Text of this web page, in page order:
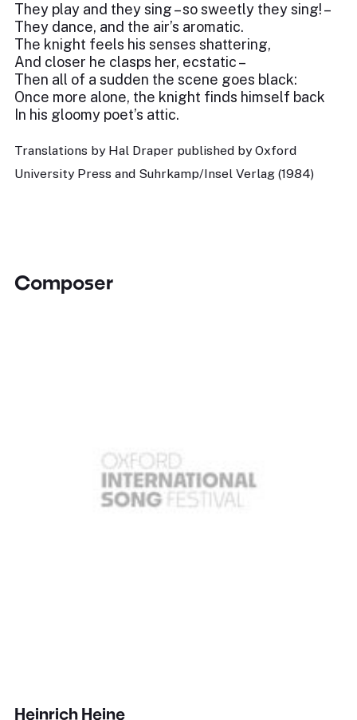
They play and they sing – so sweetly they sing! –
They dance, and the air’s aromatic.
The knight feels his senses shattering,
And closer he clasps her, ecstatic –
Then all of a sudden the scene goes black:
Once more alone, the knight finds himself back
In his gloomy poet’s attic.
Translations by Hal Draper published by Oxford
University Press and Suhrkamp/Insel Verlag (1984)
Composer
Heinrich Heine